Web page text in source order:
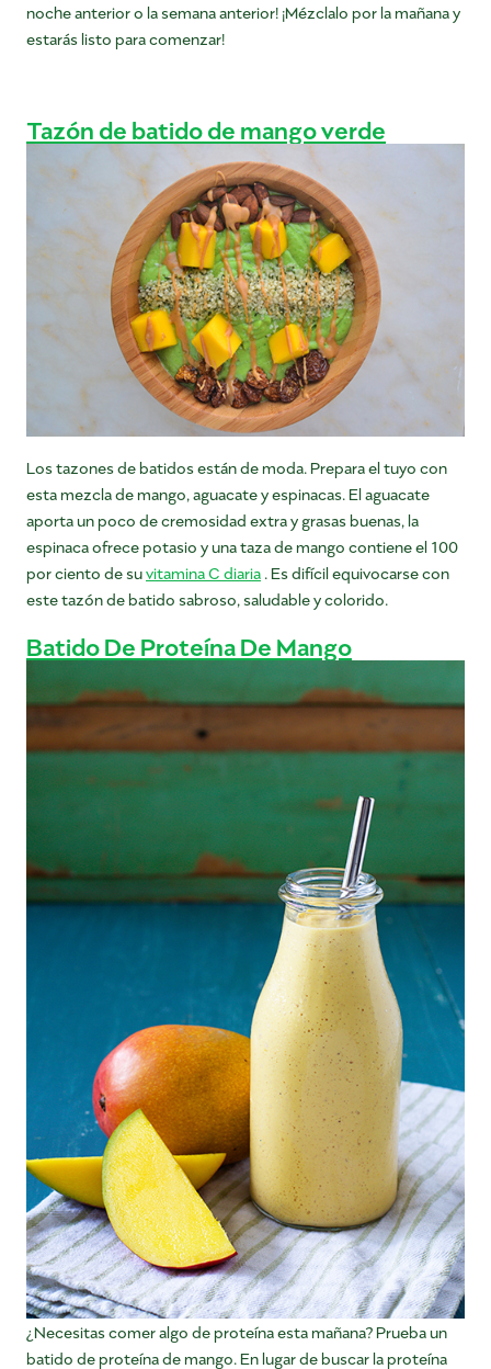
noche anterior o la semana anterior! ¡Mézclalo por la mañana y
estarás listo para comenzar!
Tazón de batido de mango verde
Los tazones de batidos están de moda. Prepara el tuyo con
esta mezcla de mango, aguacate y espinacas. El aguacate
aporta un poco de cremosidad extra y grasas buenas, la
espinaca ofrece potasio y una taza de mango contiene el 100
por ciento de suvitamina C diaria . Es difícil equivocarse con
este tazón de batido sabroso, saludable y colorido.
Batido De Proteína De Mango
¿Necesitas comer algo de proteína esta mañana? Prueba un
batido de proteína de mango. En lugar de buscar la proteína